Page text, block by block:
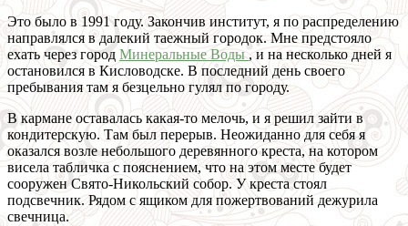
Это было в 1991 году. Закончив институт, я по распределению
направлялся в далекий таежный городок. Мне предстояло
ехать через город Минеральные Воды, и на несколько дней я
остановился в Кисловодске. В последний день своего
пребывания там я безцельно гулял по городу.
В кармане оставалась какая-то мелочь, и я решил зайти в
кондитерскую. Там был перерыв. Неожиданно для себя я
оказался возле небольшого деревянного креста, на котором
висела табличка с пояснением, что на этом месте будет
сооружен Свято-Никольский собор. У креста стоял
подсвечник. Рядом с ящиком для пожертвований дежурила
свечница.